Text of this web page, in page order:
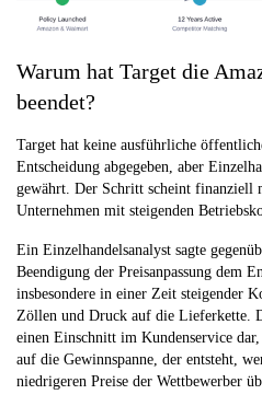
Warum hat Target die
beendet?
Target hat keine ausführliche
Entscheidung abgegeben, aber
gewährt. Der Schritt scheint finanziell
Unternehmen mit steigenden
Ein Einzelhandelsanalyst sagte
Beendigung der Preisanpassung dem
insbesondere in einer Zeit steigender
Zöllen und Druck auf die Lieferkette.
einen Einschnitt im Kundenservice
auf die Gewinnspanne, der entsteht,
niedrigeren Preise der Wettbewerber